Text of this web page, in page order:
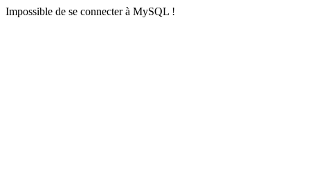
Impossible de se connecter à MySQL !